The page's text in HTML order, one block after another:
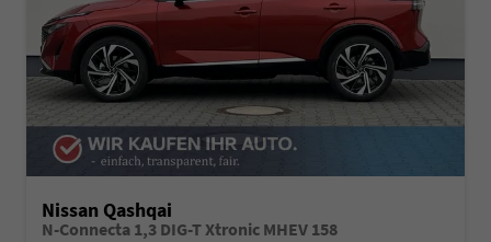
Nissan Qashqai
N-Connecta 1,3 DIG-T Xtronic MHEV 158